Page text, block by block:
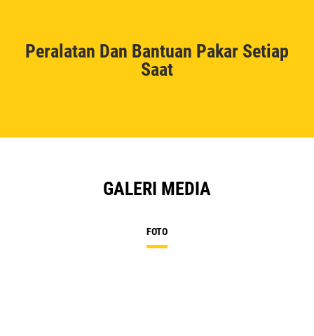
Peralatan Dan Bantuan Pakar Setiap
Saat
GALERI MEDIA
FOTO